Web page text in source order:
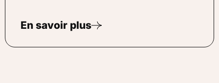
En savoir plus